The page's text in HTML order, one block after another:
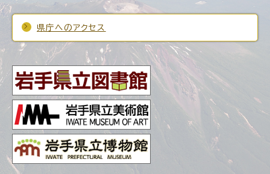
県庁へのアクセス